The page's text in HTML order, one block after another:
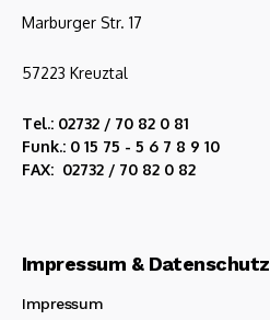
Marburger Str. 17
57223 Kreuztal
Tel.: 02732 / 70 82 0 81
Funk.: 0 15 75 - 5 6 7 8 9 10
FAX: 02732 / 70 82 0 82
Impressum & Datenschutz
Impressum